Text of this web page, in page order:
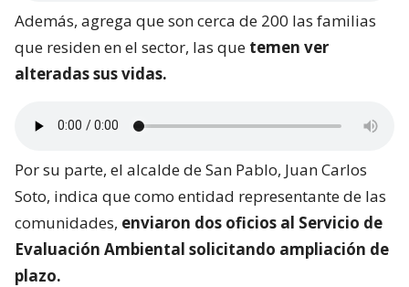
Además, agrega que son cerca de 200 las familias
que residen en el sector, las que temen ver
alteradas sus vidas.
Por su parte, el alcalde de San Pablo, Juan Carlos
Soto, indica que como entidad representante de las
comunidades, enviaron dos oficios al Servicio de
Evaluación Ambiental solicitando ampliación de
plazo.